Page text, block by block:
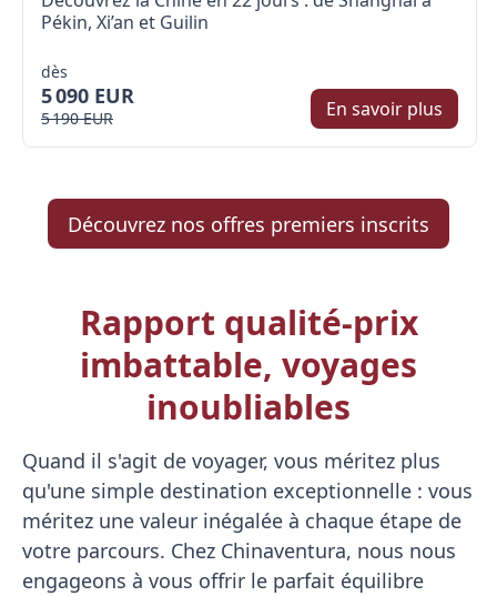
Pékin, Xi’an et Guilin
dès
5 090 EUR
5 190 EUR En savoir plus
Découvrez nos offres premiers inscrits
Rapport qualité-prix
imbattable, voyages
inoubliables
Quand il s'agit de voyager, vous méritez plus
qu'une simple destination exceptionnelle : vous
méritez une valeur inégalée à chaque étape de
votre parcours. Chez Chinaventura, nous nous
engageons à vous offrir le parfait équilibre